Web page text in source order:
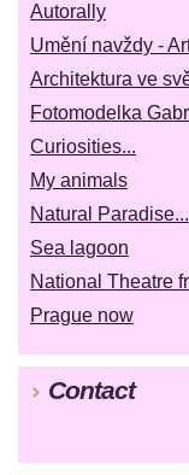
Autorally
Umění navždy -
Architektura ve
Fotomodelka
Curiosities...
My animals
Natural Paradise...
Sea lagoon
National Theatre
Prague now
Contact